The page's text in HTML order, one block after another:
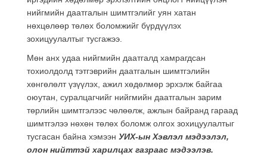
нийгмийн даатгалын шимтгэлийг уян хатан
нөхцөлөөр төлөх боломжийг бүрдүүлэх
зохицуулалтыг тусгажээ.
Мөн анх удаа нийгмийн даатгалд хамрагдсан
тохиолдолд тэтгэврийн даатгалын шимтгэлийн
хөнгөлөлт үзүүлэх, ажил хөдөлмөр эрхэлж байгаа
оюутан, суралцагчийг нийгмийн даатгалын зарим
төрлийн шимтгэлээс чөлөөлж, ажлын байранд гараад
шимтгэлээ нөхөн төлөх боломж олгох зохицуулалтыг
тусгасан байна хэмээн УИХ-ын Хэвлэл мэдээлэл,
олон нийттэй харилцах газраас мэдээлэв.